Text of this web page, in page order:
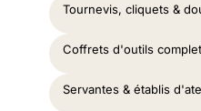
Tournevis, cliquets &
Coffrets d'outils
Servantes & établis